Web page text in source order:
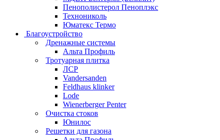
Пенополистерол Пеноплэкс
Технониколь
Юматекс Термо
Благоустройство
Дренажные системы
Альта Профиль
Тротуарная плитка
ЛСР
Vandersanden
Feldhaus klinker
Lode
Wienerberger Penter
Очистка стоков
Юнилос
Решетки для газона